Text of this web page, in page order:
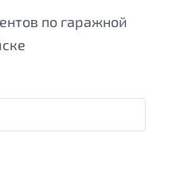
по гаражной